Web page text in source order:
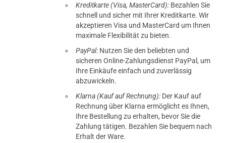
Kreditkarte (Visa, MasterCard): Bezahlen Sie
schnell und sicher mit Ihrer Kreditkarte. Wir
akzeptieren Visa und MasterCard um Ihnen
maximale Flexibilität zu bieten.
PayPal: Nutzen Sie den beliebten und
sicheren Online-Zahlungsdienst PayPal, um
Ihre Einkäufe einfach und zuverlässig
abzuwickeln.
Klarna (Kauf auf Rechnung): Der Kauf auf
Rechnung über Klarna ermöglicht es Ihnen,
Ihre Bestellung zu erhalten, bevor Sie die
Zahlung tätigen. Bezahlen Sie bequem nach
Erhalt der Ware.